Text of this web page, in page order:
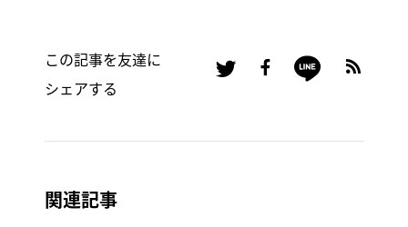
この記事を友達に
シェアする
関連記事